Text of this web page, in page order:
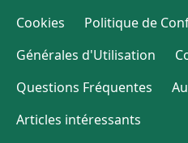
Cookies
Politique de
Générales d'Utilisation
Questions Fréquentes
Articles intéressants